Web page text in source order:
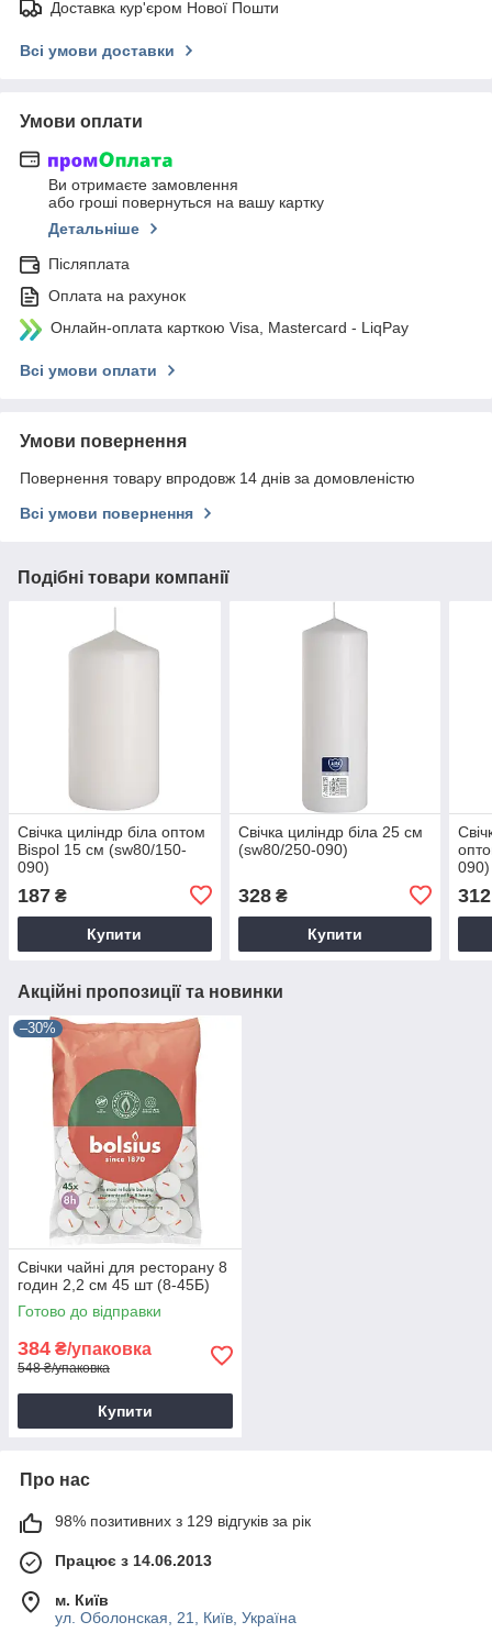
Доставка кур'єром Нової Пошти
Всі умови доставки
Умови оплати
Ви отримаєте замовлення
або гроші повернуться на вашу картку
Детальніше
Післяплата
Оплата на рахунок
Онлайн-оплата карткою Visa, Mastercard - LiqPay
Всі умови оплати
Умови повернення
Повернення товару впродовж 14 днів за домовленістю
Всі умови повернення
Подібні товари компанії
Свічка циліндр біла оптом
Bispol 15 см (sw80/150-
090)
187 ₴
Купити
Свічка циліндр біла 25 см
(sw80/250-090)
328₴
Купити
090)
312
Акційні пропозиції та новинки
–30%
Свічки чайні для ресторану 8
годин 2,2 см 45 шт (8-45Б)
Готово до відправки
384 ₴/упаковка
548 ₴/упаковка
Купити
Про нас
98% позитивних з 129 відгуків за рік
Працює з 14.06.2013
м. Київ
ул. Оболонская, 21, Київ, Україна